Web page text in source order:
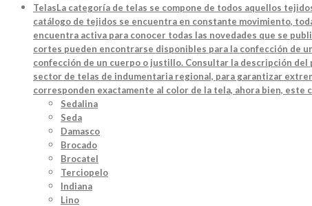
TelasLa categoría de telas se compone de todos aquellos
catálogo de tejidos se encuentra en constante movimiento,
encuentra activa para conocer todas las novedades que se
cortes pueden encontrarse disponibles para la confección de
confección de un cuerpo o justillo. Consultar la descripción
sector de telas de indumentaria regional, para garantizar
corresponden exactamente al color de la tela, ahora bien,
Sedalina
Seda
Damasco
Brocado
Brocatel
Terciopelo
Indiana
Lino